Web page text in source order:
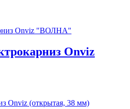
Onviz